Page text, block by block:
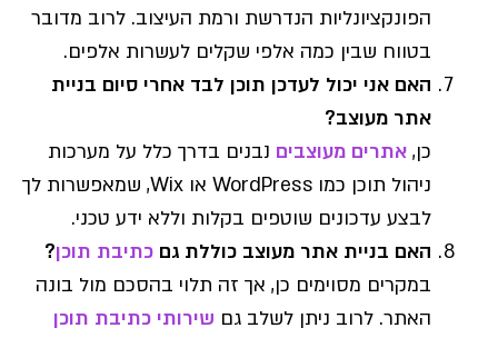
הפונקציונליות הנדרשת ורמת העיצוב. לרוב מדובר
בטווח שבין כמה אלפי שקלים לעשרות אלפים.
האם אני יכול לעדכן תוכן לבד אחרי סיום בניית
אתר מעוצב?
כן, אתרים מעוצבים נבנים בדרך כלל על מערכות
ניהול תוכן כמו WordPress או Wix, שמאפשרות לך
לבצע עדכונים שוטפים בקלות וללא ידע טכני.
האם בניית אתר מעוצב כוללת גם כתיבת תוכן?
במקרים מסוימים כן, אך זה תלוי בהסכם מול בונה
האתר. לרוב ניתן לשלב גם שירותי כתיבת תוכן